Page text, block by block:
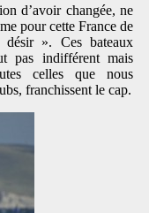
d’avoir changée, ne
pour cette France de
». Ces bateaux
pas indifférent mais
celles que nous
franchissent le cap.